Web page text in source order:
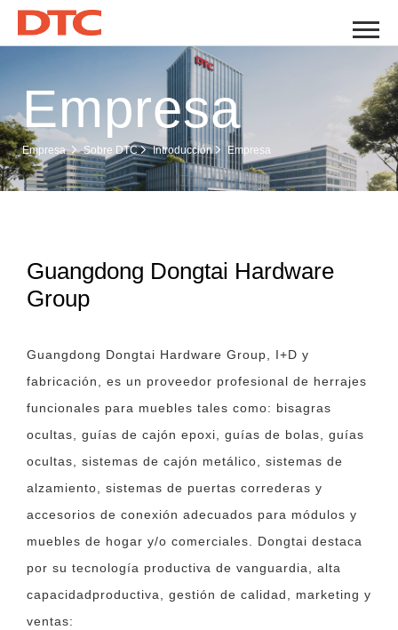
Empresa
Empresa Sobre DTC Introducción Empresa
Guangdong Dongtai Hardware
Group
Guangdong Dongtai Hardware Group, I+D y
fabricación, es un proveedor profesional de herrajes
funcionales para muebles tales como: bisagras
ocultas, guías de cajón epoxi, guías de bolas, guías
ocultas, sistemas de cajón metálico, sistemas de
alzamiento, sistemas de puertas correderas y
accesorios de conexión adecuados para módulos y
muebles de hogar y/o comerciales. Dongtai destaca
por su tecnología productiva de vanguardia, alta
capacidadproductiva, gestión de calidad, marketing y
ventas: